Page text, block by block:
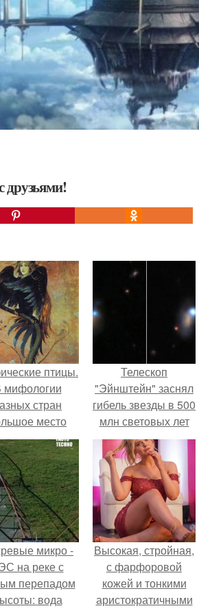
друзьями!
птицы.
мифологии
стран
место
образы
птиц.
Телескоп
"Эйнштейн" заснял
гибель звезды в 500
млн световых лет
от земли.
микро -
на реке с
перепадом
вода
Высокая, стройная,
с фарфоровой
кожей и тонкими
аристократичными